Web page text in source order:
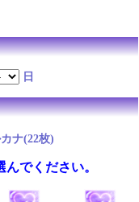
日
ナ(22枚)
でください。